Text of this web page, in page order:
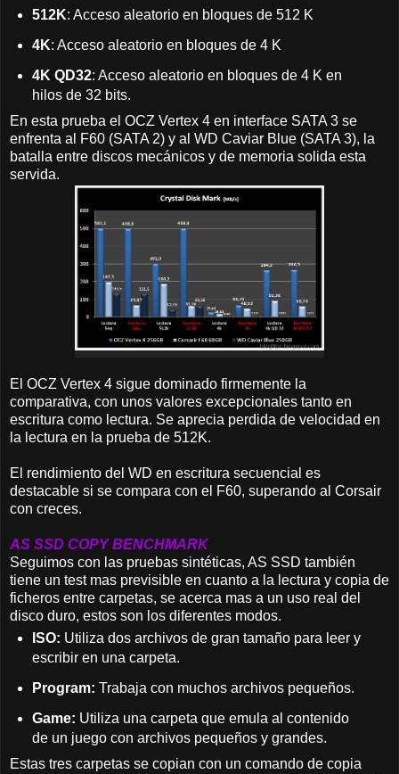
512K: Acceso aleatorio en bloques de 512 K
4K: Acceso aleatorio en bloques de 4 K
4K QD32: Acceso aleatorio en bloques de 4 K en
hilos de 32 bits.
En esta prueba el OCZ Vertex 4 en interface SATA 3 se
enfrenta al F60 (SATA 2) y al WD Caviar Blue (SATA 3), la
batalla entre discos mecánicos y de memoria solida esta
servida.
El OCZ Vertex 4 sigue dominado firmemente la
comparativa, con unos valores excepcionales tanto en
escritura como lectura. Se aprecia perdida de velocidad en
la lectura en la prueba de 512K.
El rendimiento del WD en escritura secuencial es
destacable si se compara con el F60, superando al Corsair
con creces.
AS SSD COPY BENCHMARK
Seguimos con las pruebas sintéticas, AS SSD también
tiene un test mas previsible en cuanto a la lectura y copia de
ficheros entre carpetas, se acerca mas a un uso real del
disco duro, estos son los diferentes modos.
ISO: Utiliza dos archivos de gran tamaño para leer y
escribir en una carpeta.
Program: Trabaja con muchos archivos pequeños.
Game: Utiliza una carpeta que emula al contenido
de un juego con archivos pequeños y grandes.
Estas tres carpetas se copian con un comando de copia